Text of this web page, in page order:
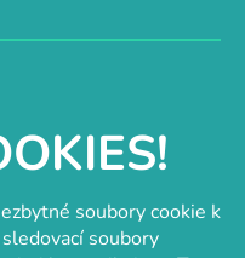
soubory cookie k
soubory